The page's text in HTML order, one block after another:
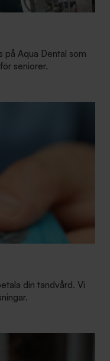
på Aqua Dental som
seniorer.
din tandvård. Vi